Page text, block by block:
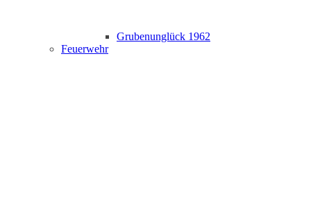
Grubenunglück 1962
Feuerwehr